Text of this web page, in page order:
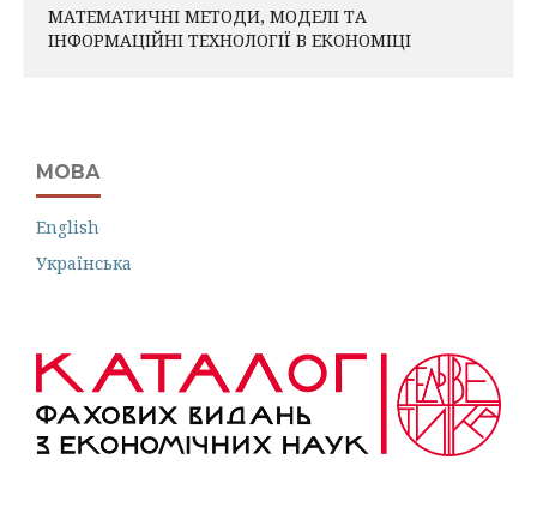
МАТЕМАТИЧНІ МЕТОДИ, МОДЕЛІ ТА
ІНФОРМАЦІЙНІ ТЕХНОЛОГІЇ В ЕКОНОМІЦІ
МОВА
English
Українська